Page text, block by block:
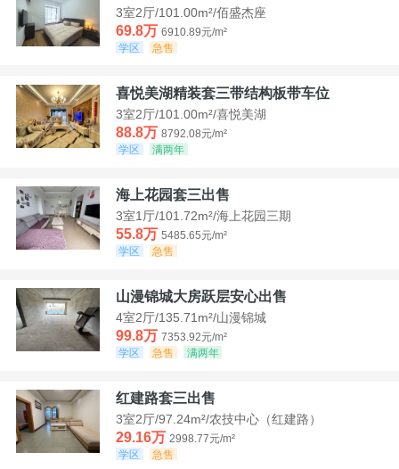
3室2厅/101.00m²/佰盛杰座
69.8万 6910.89元/m²
学区
急售
喜悦美湖精装套三带结构板带车位
3室2厅/101.00m²/喜悦美湖
88.8万 8792.08元/m²
学区
满两年
海上花园套三出售
3室1厅/101.72m²/海上花园三期
55.8万 5485.65元/m²
学区
急售
山漫锦城大房跃层安心出售
4室2厅/135.71m²/山漫锦城
99.8万 7353.92元/m²
学区
急售 满两年
红建路套三出售
3室2厅/97.24m²/农技中心（红建路）
29.16万 2998.77元/m²
学区
急售